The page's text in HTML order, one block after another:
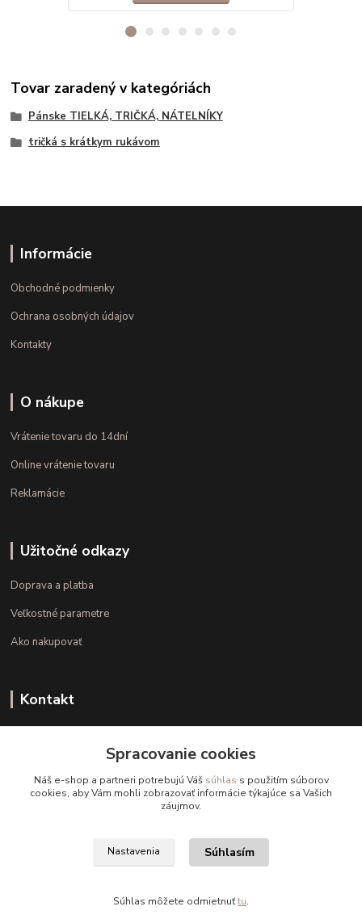
Tovar zaradený v kategóriách
Pánske TIELKÁ, TRIČKÁ, NÁTELNÍKY
tričká s krátkym rukávom
Informácie
Obchodné podmienky
Ochrana osobných údajov
Kontakty
O nákupe
Vrátenie tovaru do 14dní
Online vrátenie tovaru
Reklamácie
Užitočné odkazy
Doprava a platba
Veľkostné parametre
Ako nakupovať
Kontakt
(Po.-Pi. 10.00 - 15.00)
info@kvalitnaBielizen.sk
Copyright © kvalitnabielizen.sk
Spracovanie cookies
Náš e-shop a partneri potrebujú Váš súhlas s použitím súborov
cookies, aby Vám mohli zobrazovať informácie týkajúce sa Vašich
záujmov.
Nastavenia Súhlasím
Súhlas môžete odmietnuťtu.